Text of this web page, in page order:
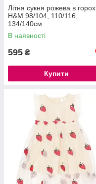
Літня сукня рожева в горох
H&M 98/104, 110/116,
134/140см
В наявності
595 ₴
Купити